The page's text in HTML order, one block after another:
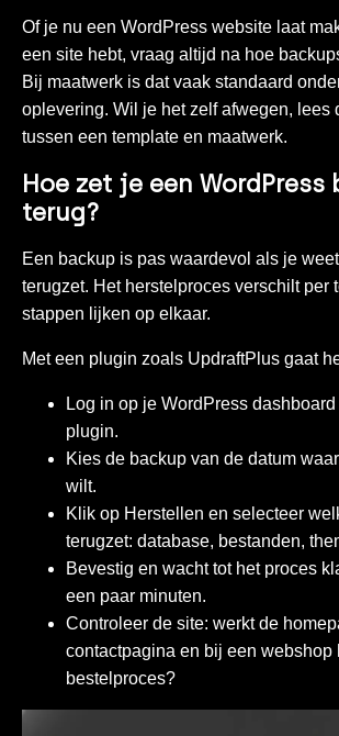
Of je nu een WordPress website laat
een site hebt, vraag altijd na hoe
Bij maatwerk is dat vaak standaard
oplevering. Wil je het zelf afwegen, lees
tussen een template en maatwerk.
Hoe zet je een WordPress
terug?
Een backup is pas waardevol als je
terugzet. Het herstelproces verschilt per
stappen lijken op elkaar.
Met een plugin zoals UpdraftPlus gaat
Log in op je WordPress
plugin.
Kies de backup van de datum
wilt.
Klik op Herstellen en selecteer
terugzet: database, bestanden,
Bevestig en wacht tot het proces
een paar minuten.
Controleer de site: werkt de
contactpagina en bij een webshop
bestelproces?